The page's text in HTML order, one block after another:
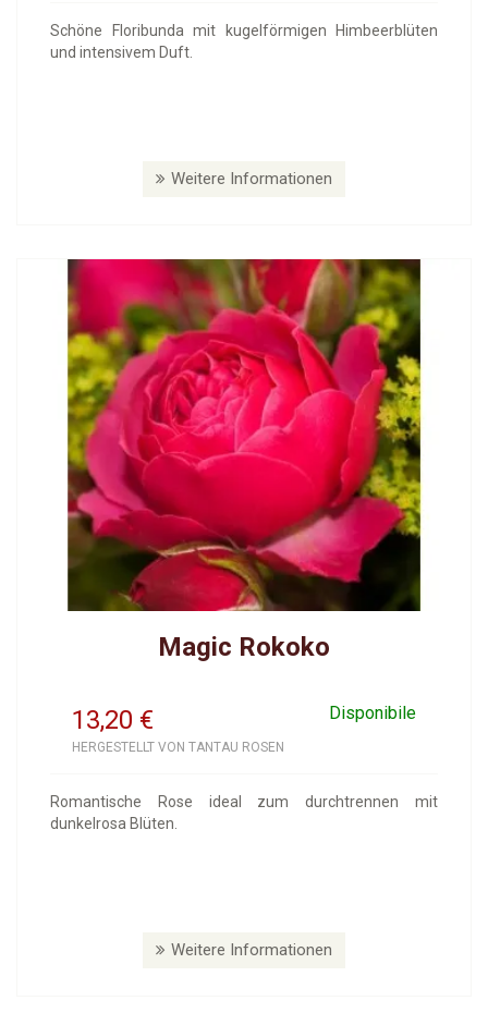
Schöne Floribunda mit kugelförmigen Himbeerblüten
und intensivem Duft.
Weitere Informationen
Magic Rokoko
13,20 Disponibile
€
HERGESTELLT VON TANTAU ROSEN
Romantische Rose ideal zum durchtrennen mit
dunkelrosa Blüten.
Weitere Informationen